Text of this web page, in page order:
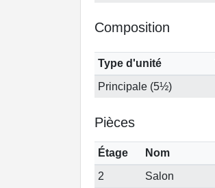
Composition
Type d'unité
Principale (5½)
Pièces
Étage Nom
2
Salon